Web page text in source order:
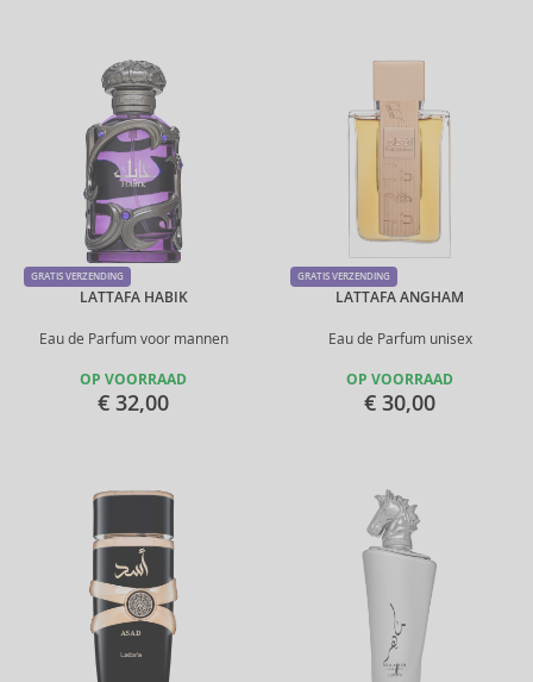
LATTAFA HABIK
Eau de Parfum voor mannen
GRATIS VERZENDING
OP VOORRAAD
€ 32,00
LATTAFA ANGHAM
Eau de Parfum unisex
GRATIS VERZENDING
OP VOORRAAD
€ 30,00